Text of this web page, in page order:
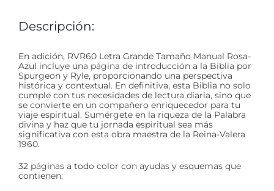
Descripción:
En adición, RVR60 Letra Grande Tamaño Manual Rosa-
Azul incluye una página de introducción a la Biblia por
Spurgeon y Ryle, proporcionando una perspectiva
histórica y contextual. En definitiva, esta Biblia no solo
cumple con tus necesidades de lectura diaria, sino que
se convierte en un compañero enriquecedor para tu
viaje espiritual. Sumérgete en la riqueza de la Palabra
divina y haz que tu jornada espiritual sea más
significativa con esta obra maestra de la Reina-Valera
1960.
32 páginas a todo color con ayudas y esquemas que
contienen: